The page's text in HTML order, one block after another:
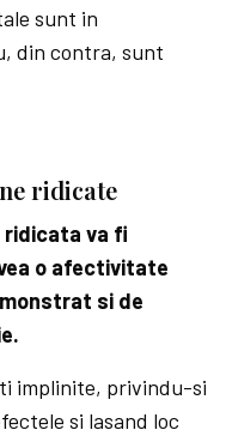
sunt in
din contra, sunt
ridicate
ridicata va fi
o afectivitate
si de
implinite, privindu-si
si lasand loc